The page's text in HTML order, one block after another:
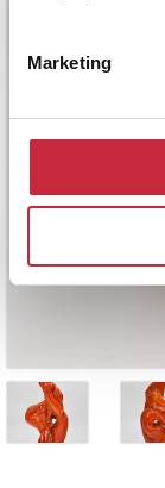
Marketing